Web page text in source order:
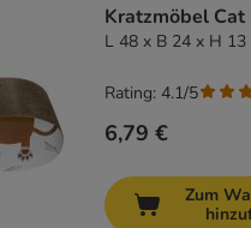
Kratzmöbel Cat
L 48 x B 24 x H 13
6,79 €
Rating: 4.1/5
Zum